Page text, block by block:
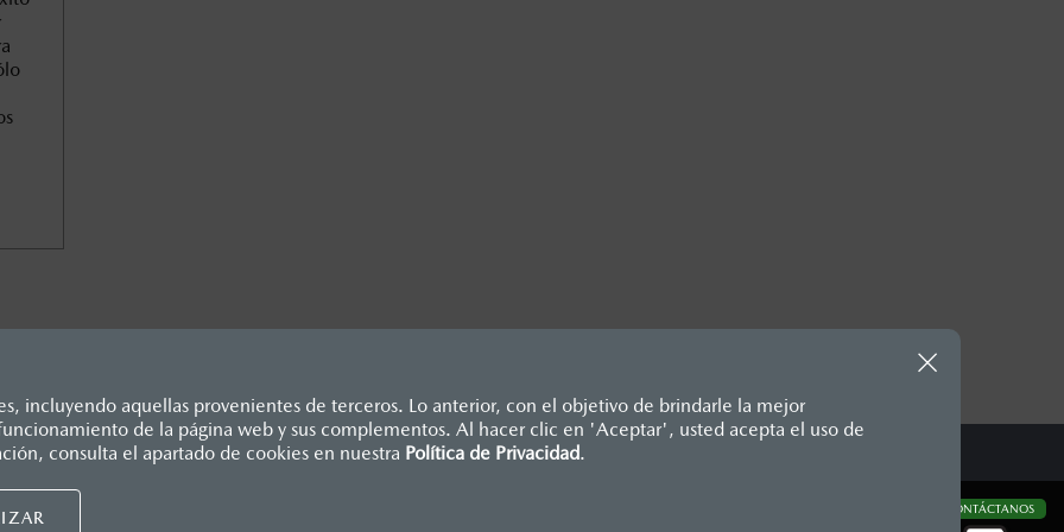
incluyendo aquellas provenientes de terceros. Lo anterior, con el objetivo de brindarle la mejor
de la página web y sus complementos. Al hacer clic en 'Aceptar', usted acepta el uso de
consulta el apartado de cookies en nuestra Política de Privacidad.
CONTÁCTANOS
en esta página son al menudeo, sugeridos por el fabricante, en moneda de los Estados
e I.S.A.N., y pueden cambiar sin previo aviso, no incluyen: tenencias, placas, accesorios,
de México, se reserva el derecho de modificar las especificaciones y los precios de sus